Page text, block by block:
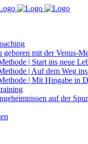
geboren mit der Venus-
| Start ins neue
| Auf dem Weg
| Mit Hingabe in
auf der Spur